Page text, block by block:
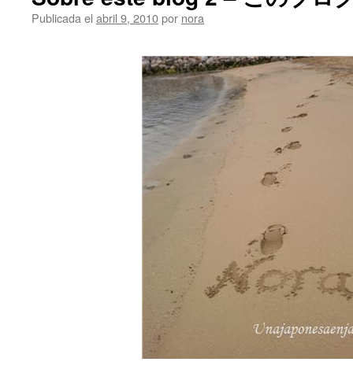
Publicada el abril 9, 2010por nora